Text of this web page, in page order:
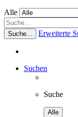
Alle
Suche... Erweiterte
Suchen
Suche
Alle